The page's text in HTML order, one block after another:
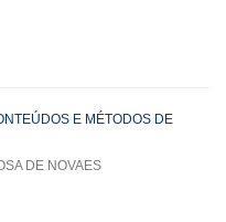
E MÉTODOS DE
DE NOVAES